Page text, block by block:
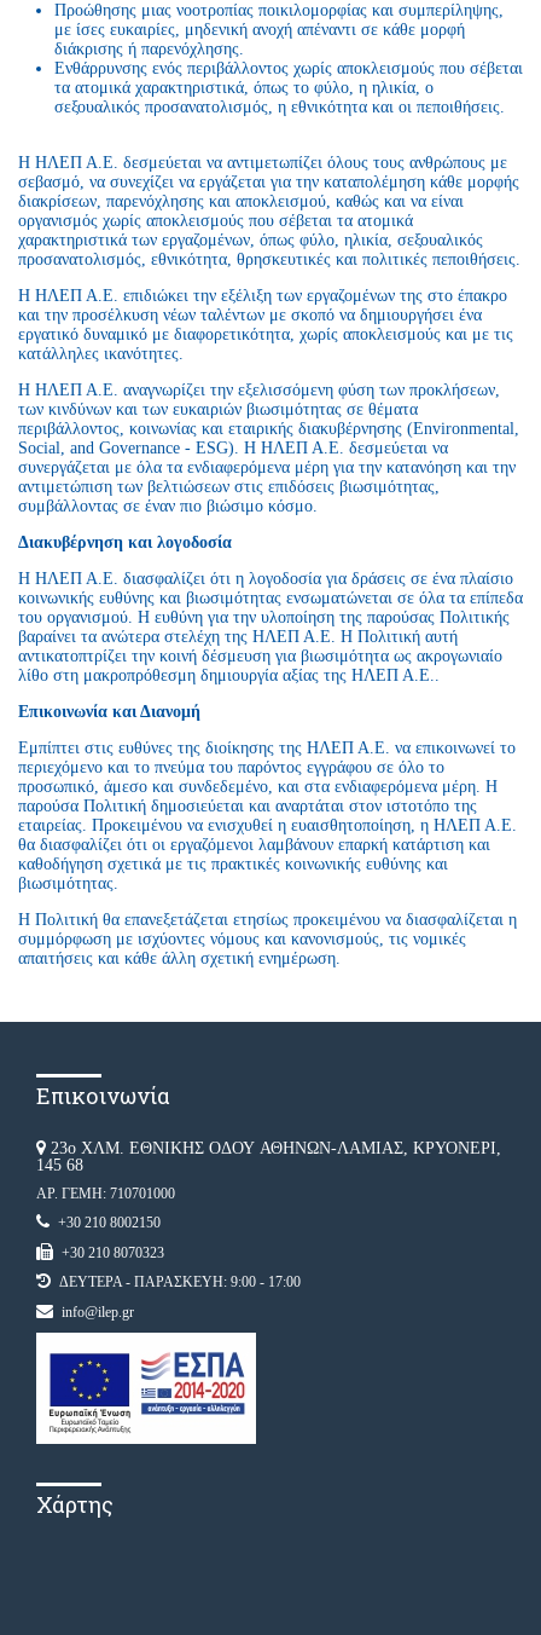
Προώθησης μιας νοοτροπίας ποικιλομορφίας και συμπερίληψης,
με ίσες ευκαιρίες, μηδενική ανοχή απέναντι σε κάθε μορφή
διάκρισης ή παρενόχλησης.
Ενθάρρυνσης ενός περιβάλλοντος χωρίς αποκλεισμούς που σέβεται
τα ατομικά χαρακτηριστικά, όπως το φύλο, η ηλικία, ο
σεξουαλικός προσανατολισμός, η εθνικότητα και οι πεποιθήσεις.
Η ΗΛΕΠ Α.Ε. δεσμεύεται να αντιμετωπίζει όλους τους ανθρώπους με
σεβασμό, να συνεχίζει να εργάζεται για την καταπολέμηση κάθε μορφής
διακρίσεων, παρενόχλησης και αποκλεισμού, καθώς και να είναι
οργανισμός χωρίς αποκλεισμούς που σέβεται τα ατομικά
χαρακτηριστικά των εργαζομένων, όπως φύλο, ηλικία, σεξουαλικός
προσανατολισμός, εθνικότητα, θρησκευτικές και πολιτικές πεποιθήσεις.
Η ΗΛΕΠ Α.Ε. επιδιώκει την εξέλιξη των εργαζομένων της στο έπακρο
και την προσέλκυση νέων ταλέντων με σκοπό να δημιουργήσει ένα
εργατικό δυναμικό με διαφορετικότητα, χωρίς αποκλεισμούς και με τις
κατάλληλες ικανότητες.
Η ΗΛΕΠ Α.Ε. αναγνωρίζει την εξελισσόμενη φύση των προκλήσεων,
των κινδύνων και των ευκαιριών βιωσιμότητας σε θέματα
περιβάλλοντος, κοινωνίας και εταιρικής διακυβέρνησης (Environmental,
Social, and Governance - ESG). Η ΗΛΕΠ Α.Ε. δεσμεύεται να
συνεργάζεται με όλα τα ενδιαφερόμενα μέρη για την κατανόηση και την
αντιμετώπιση των βελτιώσεων στις επιδόσεις βιωσιμότητας,
συμβάλλοντας σε έναν πιο βιώσιμο κόσμο.
Διακυβέρνηση και λογοδοσία
Η ΗΛΕΠ Α.Ε. διασφαλίζει ότι η λογοδοσία για δράσεις σε ένα πλαίσιο
κοινωνικής ευθύνης και βιωσιμότητας ενσωματώνεται σε όλα τα επίπεδα
του οργανισμού. Η ευθύνη για την υλοποίηση της παρούσας Πολιτικής
βαραίνει τα ανώτερα στελέχη της ΗΛΕΠ Α.Ε. Η Πολιτική αυτή
αντικατοπτρίζει την κοινή δέσμευση για βιωσιμότητα ως ακρογωνιαίο
λίθο στη μακροπρόθεσμη δημιουργία αξίας της ΗΛΕΠ Α.Ε..
Επικοινωνία και Διανομή
Εμπίπτει στις ευθύνες της διοίκησης της ΗΛΕΠ Α.Ε. να επικοινωνεί το
περιεχόμενο και το πνεύμα του παρόντος εγγράφου σε όλο το
προσωπικό, άμεσο και συνδεδεμένο, και στα ενδιαφερόμενα μέρη. Η
παρούσα Πολιτική δημοσιεύεται και αναρτάται στον ιστοτόπο της
εταιρείας. Προκειμένου να ενισχυθεί η ευαισθητοποίηση, η ΗΛΕΠ Α.Ε.
θα διασφαλίζει ότι οι εργαζόμενοι λαμβάνουν επαρκή κατάρτιση και
καθοδήγηση σχετικά με τις πρακτικές κοινωνικής ευθύνης και
βιωσιμότητας.
Η Πολιτική θα επανεξετάζεται ετησίως προκειμένου να διασφαλίζεται η
συμμόρφωση με ισχύοντες νόμους και κανονισμούς, τις νομικές
απαιτήσεις και κάθε άλλη σχετική ενημέρωση.
Επικοινωνία
23ο ΧΛΜ. ΕΘΝΙΚΗΣ ΟΔΟΥ ΑΘΗΝΩΝ-ΛΑΜΙΑΣ, ΚΡΥΟΝΕΡΙ,
145 68
ΑΡ. ΓΕΜΗ: 710701000
+30 210 8002150
+30 210 8070323
ΔΕΥΤΕΡΑ - ΠΑΡΑΣΚΕΥΗ: 9:00 - 17:00
info@ilep.gr
Χάρτης